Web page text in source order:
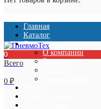
Главная
Каталог
О компании
О компании
Вакансии
0
Всего
0 ₽